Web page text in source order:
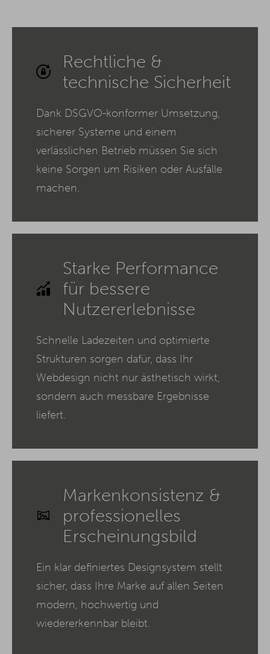
Rechtliche &
technische Sicherheit
Dank DSGVO-konformer Umsetzung,
sicherer Systeme und einem
verlässlichen Betrieb müssen Sie sich
keine Sorgen um Risiken oder Ausfälle
machen.
Starke Performance
für bessere
Nutzererlebnisse
Schnelle Ladezeiten und optimierte
Strukturen sorgen dafür, dass Ihr
Webdesign nicht nur ästhetisch wirkt,
sondern auch messbare Ergebnisse
liefert.
Markenkonsistenz &
professionelles
Erscheinungsbild
Ein klar definiertes Designsystem stellt
sicher, dass Ihre Marke auf allen Seiten
modern, hochwertig und
wiedererkennbar bleibt.